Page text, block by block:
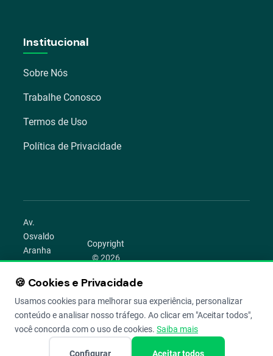
Institucional
Sobre Nós
Trabalhe Conosco
Termos de Uso
Política de Privacidade
Av.
Osvaldo
Aranha
1022 –
Bom
Porto
Alegre –
RS
Copyright
© 2026
Todos os
direitos
reservados.
🍪 Cookies e Privacidade
Usamos cookies para melhorar sua experiência, personalizar
conteúdo e analisar nosso tráfego. Ao clicar em "Aceitar todos",
você concorda com o uso de cookies. Saiba mais
Configurar Aceitar todos